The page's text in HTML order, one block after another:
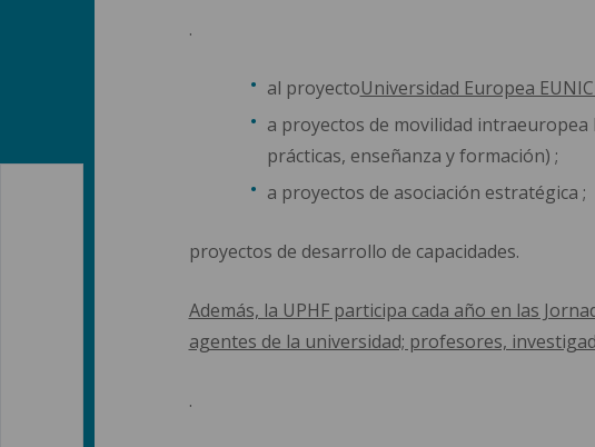
.
al proyectoUniversidad Europea
a proyectos de movilidad
prácticas, enseñanza y formación) ;
a proyectos de asociación estratégica ;
proyectos de desarrollo de capacidades.
Además, la UPHF participa cada año en las
agentes de la universidad; profesores,
.